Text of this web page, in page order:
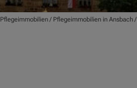
Pflegeimmobilien / Pflegeimmobilien in Ansbach /